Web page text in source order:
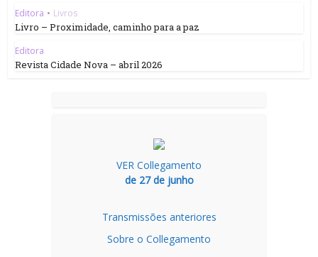
Editora • Livros
Livro – Proximidade, caminho para a paz
Editora
Revista Cidade Nova – abril 2026
VER Collegamento
de 27 de junho
Transmissões anteriores
Sobre o Collegamento